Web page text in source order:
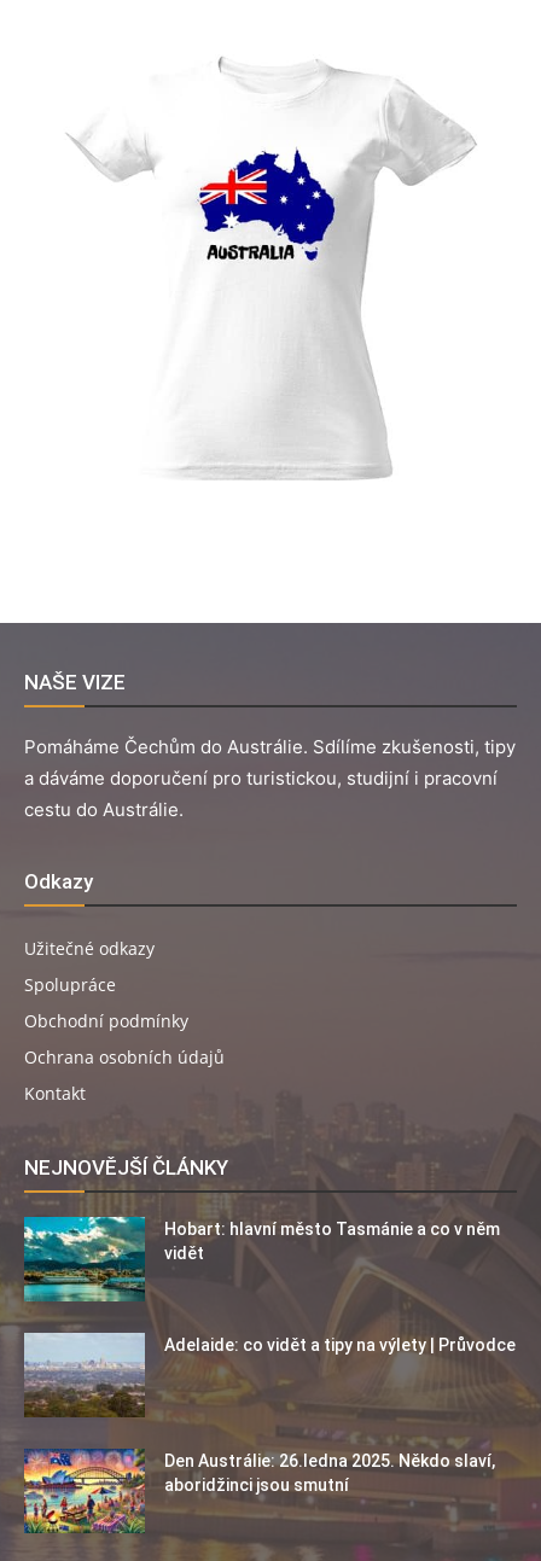
NAŠE VIZE
Pomáháme Čechům do Austrálie. Sdílíme zkušenosti, tipy
a dáváme doporučení pro turistickou, studijní i pracovní
cestu do Austrálie.
Odkazy
Užitečné odkazy
Spolupráce
Obchodní podmínky
Ochrana osobních údajů
Kontakt
NEJNOVĚJŠÍ ČLÁNKY
Hobart: hlavní město Tasmánie a co v něm
vidět
Adelaide: co vidět a tipy na výlety | Průvodce
Den Austrálie: 26.ledna 2025. Někdo slaví,
aboridžinci jsou smutní